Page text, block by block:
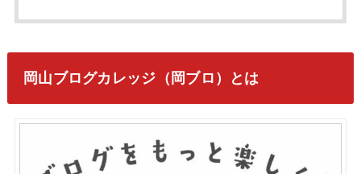
岡山ブログカレッジ（岡ブロ）とは